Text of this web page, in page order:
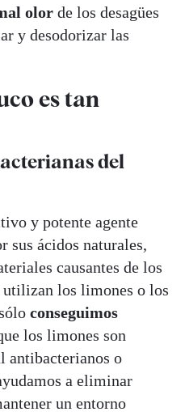
olor de los desagües
y desodorizar las
es tan
del
y potente agente
sus ácidos naturales,
causantes de los
utilizan los limones o los
conseguimos
los limones son
antibacterianos o
a eliminar
un entorno